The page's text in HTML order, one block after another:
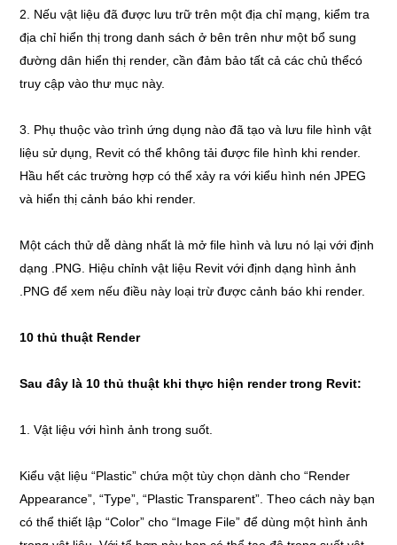
2. Nếu vật liệu đã được lưu trữ trên một địa chỉ mạng, kiểm tra
địa chỉ hiển thị trong danh sách ở bên trên như một bổ sung
đường dân hiển thị render, cần đảm bảo tất cả các chủ thểcó
truy cập vào thư mục này.
3. Phụ thuộc vào trình ứng dụng nào đã tạo và lưu file hình vật
liệu sử dụng, Revit có thể không tải được file hình khi render.
Hầu hết các trường hợp có thể xảy ra với kiểu hình nén JPEG
và hiển thị cảnh báo khi render.
Một cách thử dễ dàng nhất là mở file hình và lưu nó lại với định
dạng .PNG. Hiệu chỉnh vật liệu Revit với định dạng hình ảnh
.PNG để xem nếu điều này loại trừ được cảnh báo khi render.
10 thủ thuật Render
Sau đây là 10 thủ thuật khi thực hiện render trong Revit:
1. Vật liệu với hình ảnh trong suốt.
Kiểu vật liệu “Plastic” chứa một tùy chọn dành cho “Render
Appearance”, “Type”, “Plastic Transparent”. Theo cách này bạn
có thể thiết lập “Color” cho “Image File” để dùng một hình ảnh